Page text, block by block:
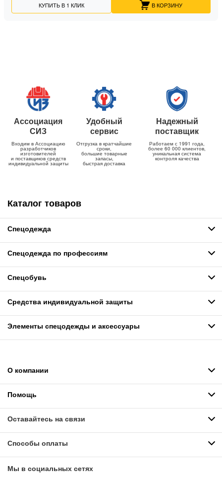
КУПИТЬ В 1 КЛИК В КОРЗИНУ
Ассоциация
СИЗ
Входим в Ассоциацию
разработчиков
изготовителей
и поставщиков средств
индивидуальной защиты
Удобный
сервис
Отгрузка в кратчайшие
сроки,
большие товарные
запасы,
быстрая доставка
Надежный
поставщик
Работаем с 1991 года,
более 60 000 клиентов,
уникальная система
контроля качества
Каталог товаров
Спецодежда
Спецодежда по профессиям
Спецобувь
Средства индивидуальной защиты
Элементы спецодежды и аксессуары
О компании
Помощь
Оставайтесь на связи
Способы оплаты
Мы в социальных сетях